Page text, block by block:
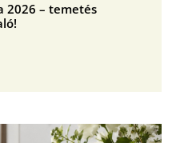
2026 – temetés